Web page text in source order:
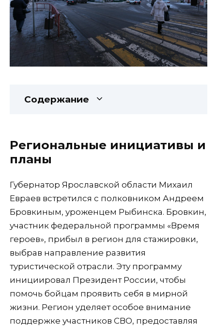
Содержание
Региональные инициативы и
планы
Губернатор Ярославской области Михаил
Евраев встретился с полковником Андреем
Бровкиным, уроженцем Рыбинска. Бровкин,
участник федеральной программы «Время
героев», прибыл в регион для стажировки,
выбрав направление развития
туристической отрасли. Эту программу
инициировал Президент России, чтобы
помочь бойцам проявить себя в мирной
жизни. Регион уделяет особое внимание
поддержке участников СВО, предоставляя